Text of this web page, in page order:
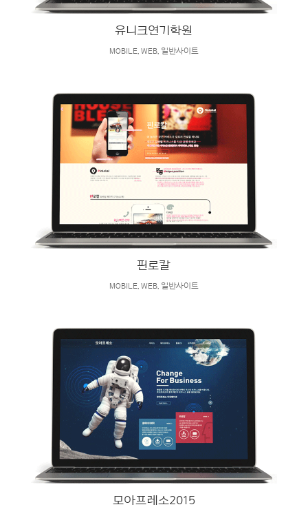
유니크연기학원
MOBILE WEB, 일반사이트
핀로칼
MOBILE WEB, 일반사이트
모아프레소2015